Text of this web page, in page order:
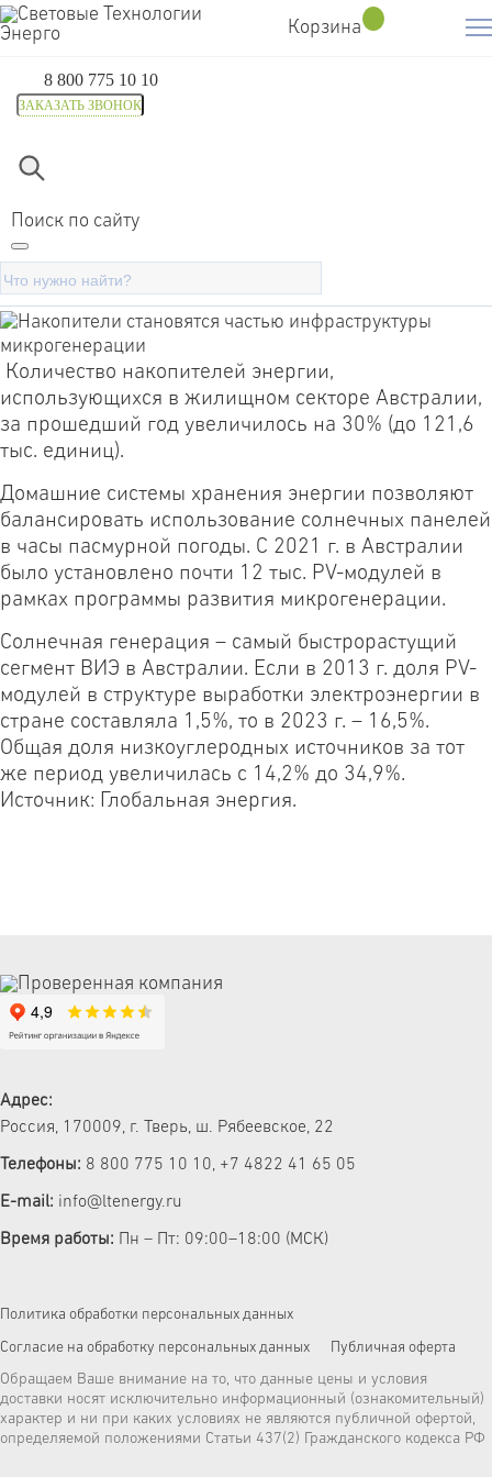
Корзина
8 800 775 10 10
ЗАКАЗАТЬ ЗВОНОК
Поиск по сайту
Главная
Накопители становятся частью
инфраструктуры микрогенерации
Количество накопителей энергии,
использующихся в жилищном секторе Австралии,
за прошедший год увеличилось на 30% (до 121,6
тыс. единиц).
Домашние системы хранения энергии позволяют
балансировать использование солнечных панелей
в часы пасмурной погоды. С 2021 г. в Австралии
было установлено почти 12 тыс. PV-модулей в
рамках программы развития микрогенерации.
Солнечная генерация – самый быстрорастущий
сегмент ВИЭ в Австралии. Если в 2013 г. доля PV-
модулей в структуре выработки электроэнергии в
стране составляла 1,5%, то в 2023 г. – 16,5%.
Общая доля низкоуглеродных источников за тот
же период увеличилась с 14,2% до 34,9%.
Источник: Глобальная энергия.
Адрес:
Россия, 170009, г. Тверь, ш. Рябеевское, 22
Телефоны: 8 800 775 10 10, +7 4822 41 65 05
E-mail: info@ltenergy.ru
Время работы: Пн – Пт: 09:00–18:00 (МСК)
Политика обработки персональных данных
Согласие на обработку персональных данных
Публичная оферта
Обращаем Ваше внимание на то, что данные цены и условия
доставки носят исключительно информационный (ознакомительный)
характер и ни при каких условиях не являются публичной офертой,
определяемой положениями Статьи 437(2) Гражданского кодекса РФ